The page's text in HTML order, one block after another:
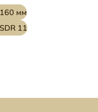
мм
11